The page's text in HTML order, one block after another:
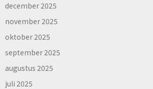
december 2025
november 2025
oktober 2025
september 2025
augustus 2025
juli 2025